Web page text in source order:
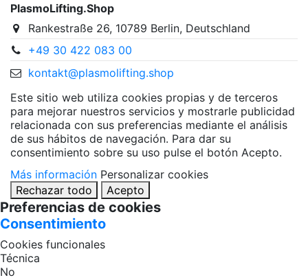
PlasmoLifting.Shop
Rankestraße 26, 10789 Berlin, Deutschland
+49 30 422 083 00
kontakt@plasmolifting.shop
Este sitio web utiliza cookies propias y de terceros
para mejorar nuestros servicios y mostrarle publicidad
relacionada con sus preferencias mediante el análisis
de sus hábitos de navegación. Para dar su
consentimiento sobre su uso pulse el botón Acepto.
Más información Personalizar cookies
Rechazar todo
Acepto
Preferencias de cookies
Consentimiento
Cookies funcionales
Técnica
No